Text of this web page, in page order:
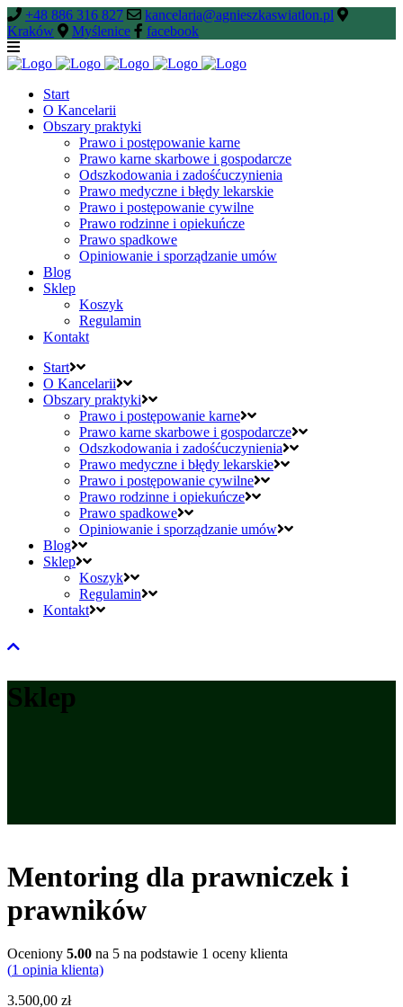
+48 886 316 827
kancelaria@agnieszkaswiatlon.pl
Kraków
Myślenice facebook
Start
O Kancelarii
Obszary praktyki
Prawo i postępowanie karne
Prawo karne skarbowe i gospodarcze
Odszkodowania i zadośćuczynienia
Prawo medyczne i błędy lekarskie
Prawo i postępowanie cywilne
Prawo rodzinne i opiekuńcze
Prawo spadkowe
Opiniowanie i sporządzanie umów
Blog
Sklep
Koszyk
Regulamin
Kontakt
Start
O Kancelarii
Obszary praktyki
Prawo i postępowanie karne
Prawo karne skarbowe i gospodarcze
Odszkodowania i zadośćuczynienia
Prawo medyczne i błędy lekarskie
Prawo i postępowanie cywilne
Prawo rodzinne i opiekuńcze
Prawo spadkowe
Opiniowanie i sporządzanie umów
Blog
Sklep
Koszyk
Regulamin
Kontakt
Sklep
Mentoring dla prawniczek i
prawników
Oceniony 5.00 na 5 na podstawie 1 oceny klienta
(1 opinia klienta)
3.500,00 zł